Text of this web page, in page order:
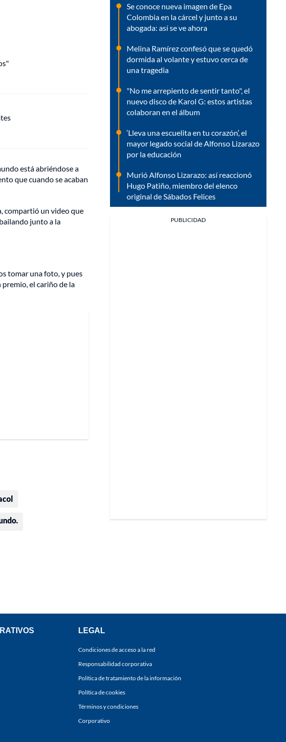
está abriéndose a
que cuando se acaban
compartió un video que
junto a la
tomar una foto, y pues
el cariño de la
Se conoce nueva imagen de Epa
Colombia en la cárcel y junto a su
abogada: así se ve ahora
Melina Ramírez confesó que se quedó
dormida al volante y estuvo cerca de
una tragedia
"No me arrepiento de sentir tanto", el
nuevo disco de Karol G: estos artistas
colaboran en el álbum
‘Lleva una escuelita en tu corazón’, el
mayor legado social de Alfonso Lizarazo
por la educación
Murió Alfonso Lizarazo: así reaccionó
Hugo Patiño, miembro del elenco
original de Sábados Felices
PUBLICIDAD
LEGAL
Condiciones de acceso a la red
Responsabilidad corporativa
Política de tratamiento de la información
Política de cookies
Términos y condiciones
Corporativo